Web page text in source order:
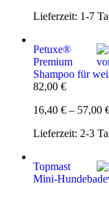
Lieferzeit: 1-7
Petuxe®
Premium
Shampoo für
82,00 €
16,40 € – 57,00
Lieferzeit: 2-3
Topmast
Mini-